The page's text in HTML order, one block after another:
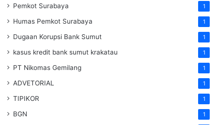
Pemkot Surabaya 1
Humas Pemkot Surabaya 1
Dugaan Korupsi Bank Sumut 1
kasus kredit bank sumut krakatau 1
PT Nikomas Gemilang 1
ADVETORIAL 1
TIPIKOR 1
BGN 1